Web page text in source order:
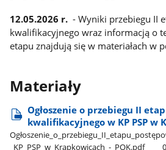
12.05.2026 r. - Wyniki przebiegu II
kwalifikacyjnego wraz informacją o
etapu znajdują się w materiałach w
Materiały
Ogłoszenie o przebiegu II
kwalifikacyjnego w KP PSP w
_KP​_PSP​_w​_Krapkowicach​_-​_POK.pdf